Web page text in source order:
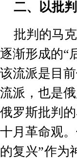
二、以批
批判的马
逐渐形成的“
该流派是目
流派，也是
俄罗斯批判
十月革命观
的复兴”作为